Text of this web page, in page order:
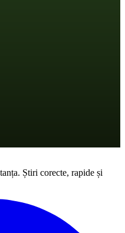
Știri corecte, rapide și